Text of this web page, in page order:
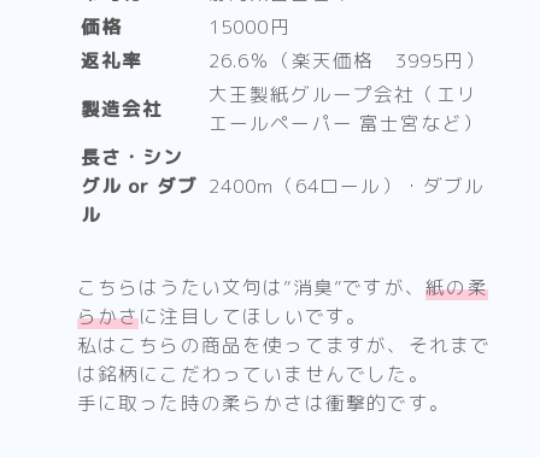
価格
15000円
返礼率
26.6％（楽天価格 3995円）
製造会社
大王製紙グループ会社（エリ
エールペーパー 富士宮など）
長さ・シン
グル or ダブ
ル
2400m（64ロール）・ダブル
こちらはうたい文句は”消臭”ですが、紙の柔
らかさに注目してほしいです。
私はこちらの商品を使ってますが、それまで
は銘柄にこだわっていませんでした。
手に取った時の柔らかさは衝撃的です。